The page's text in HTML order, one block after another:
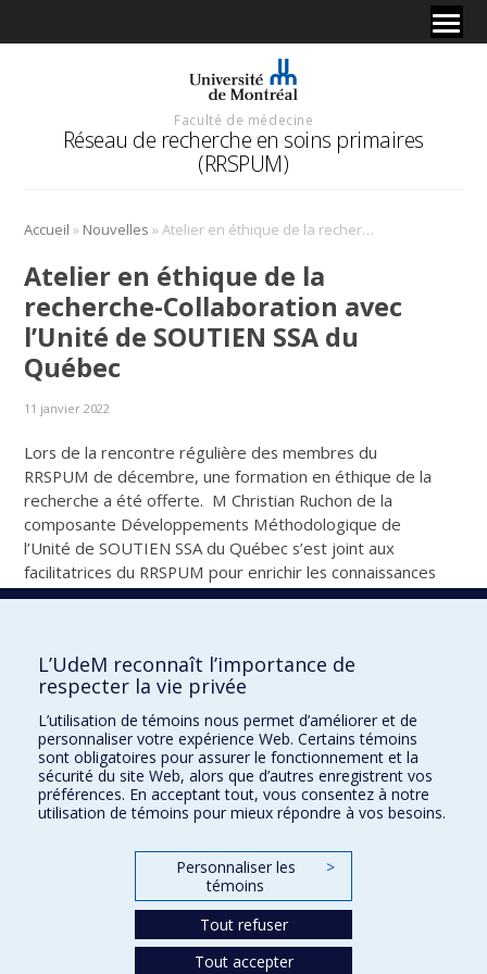
Faculté de médecine
Réseau de recherche en soins primaires
(RRSPUM)
Accueil » Nouvelles » Atelier en éthique de la recherche-Collaboration avec l’Unité de SOUTIEN SSA du Québec
Atelier en éthique de la
recherche-Collaboration avec
l’Unité de SOUTIEN SSA du
Québec
11 janvier 2022
Lors de la rencontre régulière des membres du
RRSPUM de décembre, une formation en éthique de la
recherche a été offerte. M Christian Ruchon de la
composante Développements Méthodologique de
l’Unité de SOUTIEN SSA du Québec s’est joint aux
facilitatrices du RRSPUM pour enrichir les connaissances
en éthique de la recherche des participants d’une
Notez qu’elle se trouve également dans l’onglet
accompagnée de divers documents pouvons vous
guider dans le dépôt d’une demande en éthique si vous
désirez en connaitre davantage sur le sujet.
Éthique de la recherche_Déc 2021
Courriel
L’UdeM reconnaît l’importance de
respecter la vie privée
L’utilisation de témoins nous permet d’améliorer et de
personnaliser votre expérience Web. Certains témoins
sont obligatoires pour assurer le fonctionnement et la
sécurité du site Web, alors que d’autres enregistrent vos
préférences. En acceptant tout, vous consentez à notre
utilisation de témoins pour mieux répondre à vos besoins.
Personnaliser les
témoins
>
Tout refuser
Tout accepter